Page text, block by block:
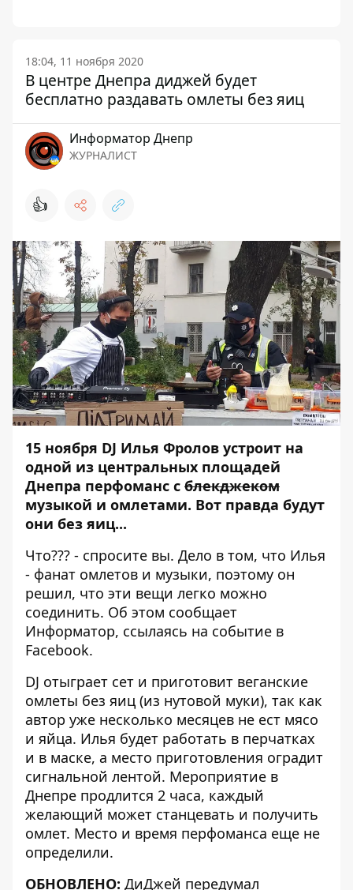
18:04, 11 ноября 2020
В центре Днепра диджей будет
бесплатно раздавать омлеты без яиц
Информатор Днепр
ЖУРНАЛИСТ
👍
15 ноября DJ Илья Фролов устроит на
одной из центральных площадей
Днепра перфоманс с блекджеком
музыкой и омлетами. Вот правда будут
они без яиц...
Что??? - спросите вы. Дело в том, что Илья
- фанат омлетов и музыки, поэтому он
решил, что эти вещи легко можно
соединить. Об этом сообщает
Информатор, ссылаясь на событие в
Facebook.
DJ отыграет сет и приготовит веганские
омлеты без яиц (из нутовой муки), так как
автор уже несколько месяцев не ест мясо
и яйца. Илья будет работать в перчатках
и в маске, а место приготовления оградит
сигнальной лентой. Мероприятие в
Днепре продлится 2 часа, каждый
желающий может станцевать и получить
омлет. Место и время перфоманса еще не
определили.
ОБНОВЛЕНО: ДиДжей передумал